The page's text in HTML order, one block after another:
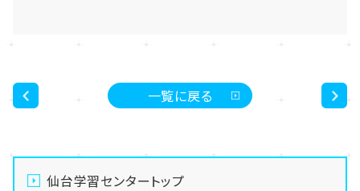
一覧に戻る
仙台学習センタートップ